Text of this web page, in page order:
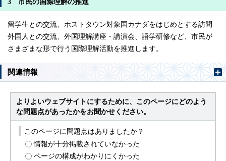
3 市民の国際理解の推進
留学生との交流、ホストタウン対象国カナダをはじめとする訪問
外国人との交流、外国理解講座・講演会、語学研修など、市民が
さまざまな形で行う国際理解活動を推進します。
関連情報
よりよいウェブサイトにするために、このページにどのよう
な問題点があったかをお聞かせください。
このページに問題点はありましたか？
情報が十分掲載されていなかった
ページの構成がわかりにくかった